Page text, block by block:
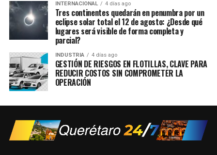
INTERNACIONAL 4 días ago
Tres continentes quedarán en penumbra por un
eclipse solar total el 12 de agosto: ¿Desde qué
lugares será visible de forma completa y
parcial?
INDUSTRIA 4 días ago
GESTIÓN DE RIESGOS EN FLOTILLAS, CLAVE PARA
REDUCIR COSTOS SIN COMPROMETER LA
OPERACIÓN